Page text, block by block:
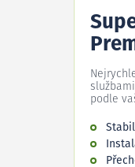
podle